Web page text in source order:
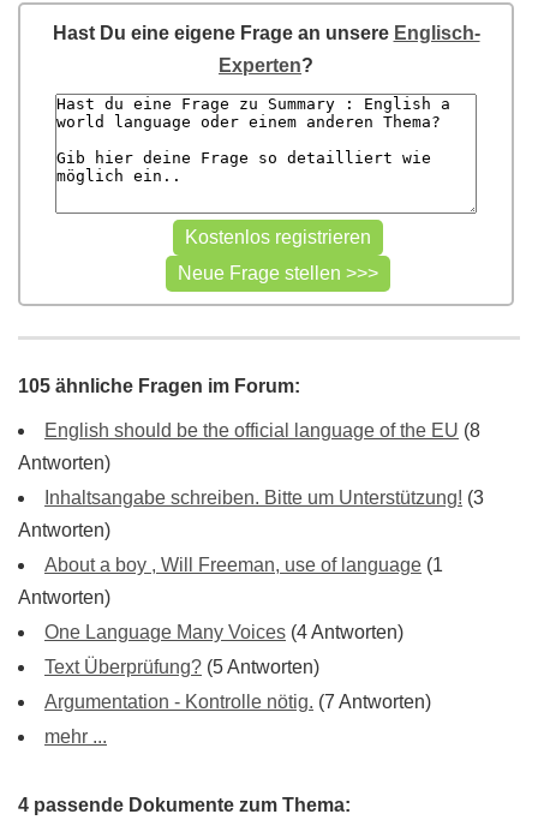
Hast Du eine eigene Frage an unsere Englisch-
Experten?
105 ähnliche Fragen im Forum:
English should be the official language of the EU (8
Antworten)
Inhaltsangabe schreiben. Bitte um Unterstützung! (3
Antworten)
About a boy , Will Freeman, use of language (1
Antworten)
One Language Many Voices (4 Antworten)
Text Überprüfung? (5 Antworten)
Argumentation - Kontrolle nötig. (7 Antworten)
mehr ...
4 passende Dokumente zum Thema: